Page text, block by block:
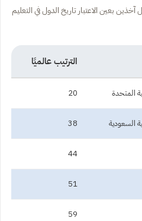
بعين الاعتبار تاريخ الدول في التعليم
الترتيب عالميًا
المتحدة 20
السعودية 38
44
51
59